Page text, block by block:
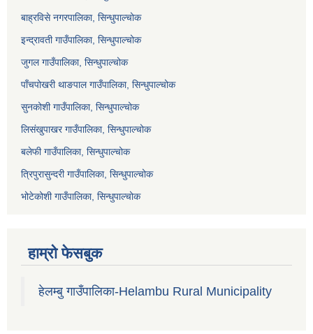
बाह्रविसे नगरपालिका, सिन्धुपाल्चोक
इन्द्रावती गाउँपालिका, सिन्धुपाल्चोक
जुगल गाउँपालिका, सिन्धुपाल्चोक
पाँचपोखरी थाङपाल गाउँपालिका, सिन्धुपाल्चोक
सुनकोशी गाउँपालिका, सिन्धुपाल्चोक
लिसंखुपाखर गाउँपालिका, सिन्धुपाल्चोक
बलेफी गाउँपालिका, सिन्धुपाल्चोक
त्रिपुरासुन्दरी गाउँपालिका, सिन्धुपाल्चोक
भोटेकोशी गाउँपालिका, सिन्धुपाल्चोक
हाम्रो फेसबुक
हेलम्बु गाउँपालिका-Helambu Rural Municipality